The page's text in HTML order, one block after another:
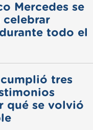
Mercedes se
celebrar
todo el
tres
qué se volvió